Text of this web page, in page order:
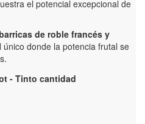
el potencial excepcional de
de roble francés y
único donde la potencia frutal se
- Tinto cantidad